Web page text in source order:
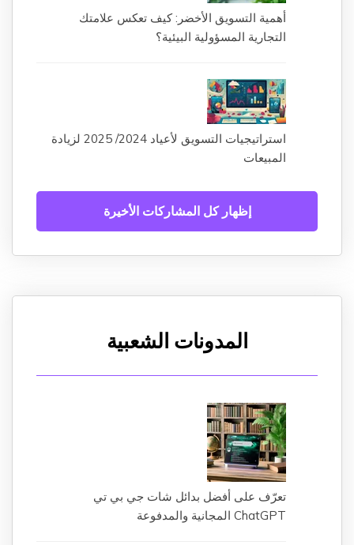
أهمية التسويق الأخضر: كيف تعكس علامتك
التجارية المسؤولية البيئية؟
استراتيجيات التسويق لأعياد 2024/ 2025 لزيادة
المبيعات
إظهار كل المشاركات الأخيرة
المدونات الشعبية
تعرّف على أفضل بدائل شات جي بي تي
ChatGPT المجانية والمدفوعة